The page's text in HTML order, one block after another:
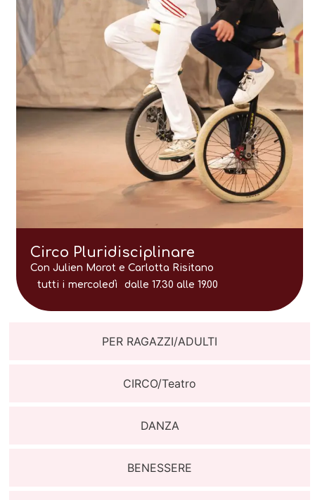
PER RAGAZZI/ADULTI
CIRCO/Teatro
DANZA
BENESSERE
Circo Pluridisciplinare
Con Julien Morot e Carlotta Risitano
tutti i mercoledì dalle 17.30 alle 19.00